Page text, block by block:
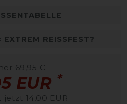
REISSFEST?
69,95 €
EUR *
jetzt 14,00 EUR